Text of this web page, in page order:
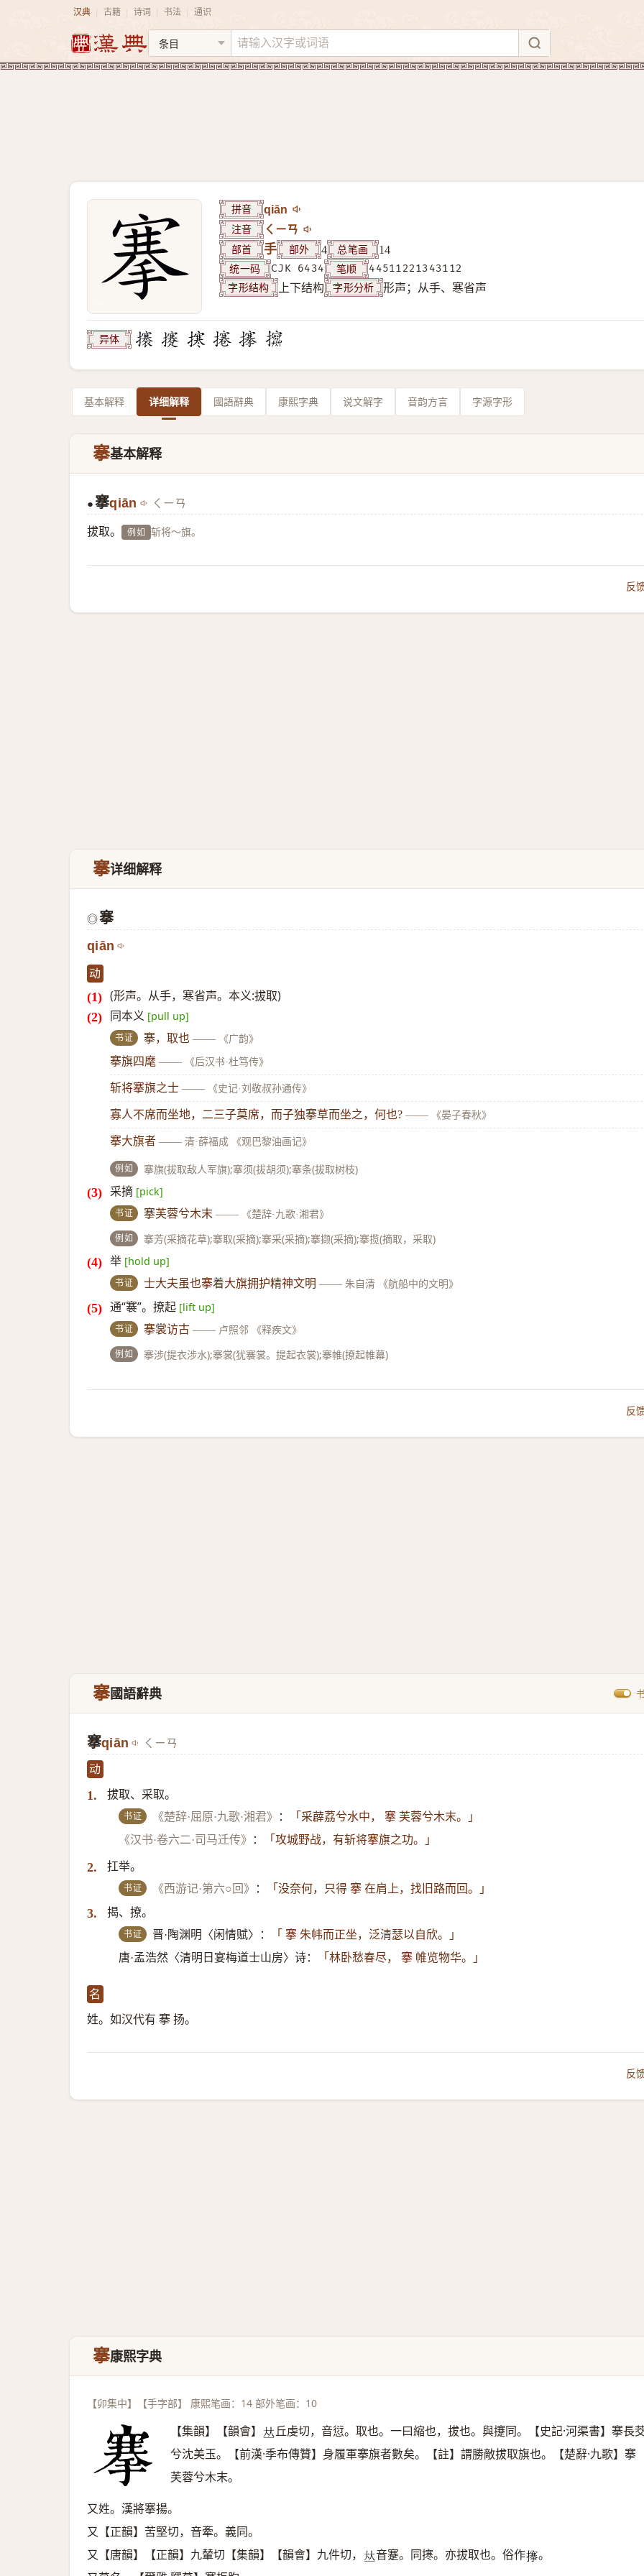
汉典 古籍 诗词 书法 通识
拼音 qiān
注音 ㄑㄧㄢ
部首 手 部外 4 总笔画 14
统一码 CJK 6434 笔顺 44511221343112
字形结构 上下结构 字形分析 形声；从手、寒省声
异体
基本解释 详细解释 國語辭典 康熙字典 说文解字 音韵方言 字源字形
搴基本解释
● 搴qiān ㄑㄧㄢ
拔取。 例如 斩将～旗。
反
搴详细解释
◎搴
qiān
动
(形声。从手，寒省声。本义:拔取)
同本义 [pull up]
书证 搴，取也 —— 《广韵》
搴旗四麾 —— 《后汉书·杜笃传》
斩将搴旗之士 —— 《史记·刘敬叔孙通传》
寡人不席而坐地，二三子莫席，而子独搴草而坐之，何也? —— 《晏子春秋》
搴大旗者 —— 清·薛福成 《观巴黎油画记》
例如 搴旗(拔取敌人军旗);搴须(拔胡须);搴条(拔取树枝)
采摘 [pick]
书证 搴芙蓉兮木末 —— 《楚辞·九歌·湘君》
例如 搴芳(采摘花草);搴取(采摘);搴采(采摘);搴撷(采摘);搴揽(摘取，采取)
举 [hold up]
书证 士大夫虽也搴着大旗拥护精神文明 —— 朱自清 《航船中的文明》
通“褰”。撩起 [lift up]
书证 搴裳访古 —— 卢照邻 《释疾文》
例如 搴涉(提衣涉水);搴裳(犹褰裳。提起衣裳);搴帷(撩起帷幕)
反
搴國語辭典
搴qiān ㄑㄧㄢ
动
1. 拔取、采取。
书证 《楚辞·屈原·九歌·湘君》 ：
「采薜荔兮水中， 搴 芙蓉兮木末。」
《汉书·卷六二·司马迁传》
： 「攻城野战，有斩将搴旗之功。」
2. 扛举。
书证 《西游记·第六○回》 ： 「没奈何，只得 搴 在肩上，找旧路而回。」
3. 揭、撩。
书证 晋·陶渊明〈闲情赋〉：
「 搴 朱帏而正坐，泛清瑟以自欣。」
唐·孟浩然〈清明日宴梅道士山房〉诗：
「林卧愁春尽， 搴 帷览物华。」
名
姓。如汉代有 搴 扬。
反
搴康熙字典
【卯集中】【手字部】 康熙笔画：14 部外笔画：10
【集韻】【韻會】 𠀤丘虔切，音愆。取也。一曰縮也，拔也。與攓同。【史記·河渠書】搴長
兮沈美玉。【前漢·季布傳贊】身履軍搴旗者數矣。【註】謂勝敵拔取旗也。【楚辭·九歌】搴
芙蓉兮木末。
又姓。漢將搴揚。
又【正韻】苦堅切，音牽。義同。
又【唐韻】【正韻】九輦切【集韻】【韻會】九件切， 𠀤音蹇。同㩃。亦拔取也。俗作𢷘 。